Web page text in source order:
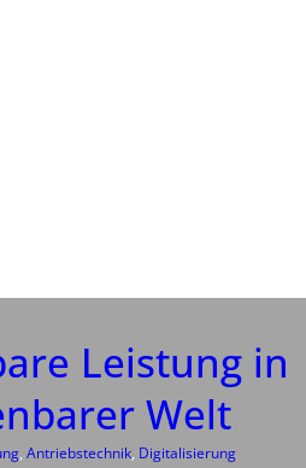
Leistung in
Welt
, Antriebstechnik, Digitalisierung